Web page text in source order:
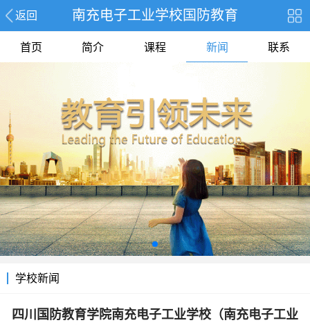
返回 南充电子工业学校国防教育
首页 简介 课程 新闻 联系
学校新闻
四川国防教育学院南充电子工业学校（南充电子工业